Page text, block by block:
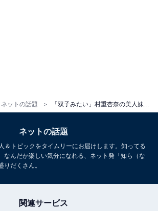
ネットの話題
ネットの話題
＆トピックをタイムリーにお届けします。知ってる
なんだか楽しい気分になれる、ネット発「知ら（な
りだくさん。
関連サービス